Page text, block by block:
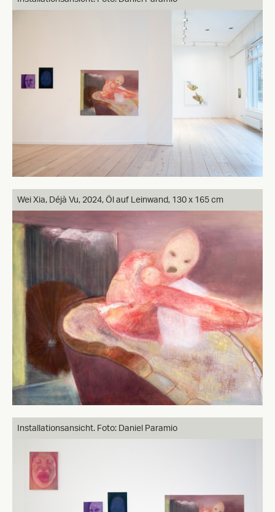
Wei Xia, Déjà Vu, 2024, Öl auf Leinwand, 130 x 165 cm
Installationsansicht. Foto: Daniel Paramio